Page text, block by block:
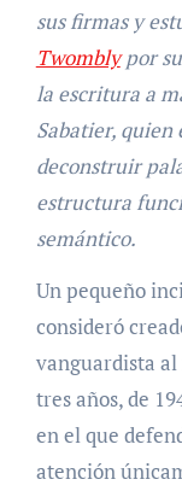
sus firmas y
Twomblypor
la escritura a
Sabatier, quien
deconstruir
estructura
semántico.
Un pequeño
consideró
vanguardista
tres años, de
en el que
atención